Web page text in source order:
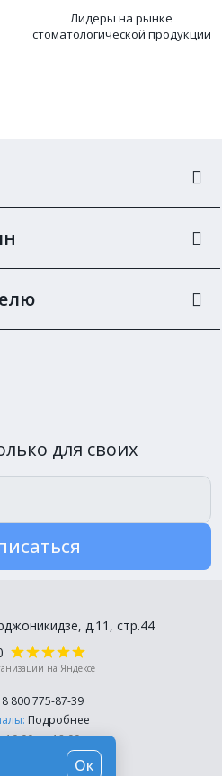
Лидеры на рынке
стоматологической продукции
для своих
д.11, стр.44
на Яндексе
8 800 775-87-39
Подробнее
10:00 до 18:00
Ок